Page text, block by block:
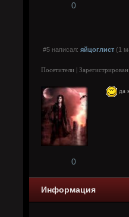
0
#5 написал: яйцоглист (1
Посетители |
да
0
Информация